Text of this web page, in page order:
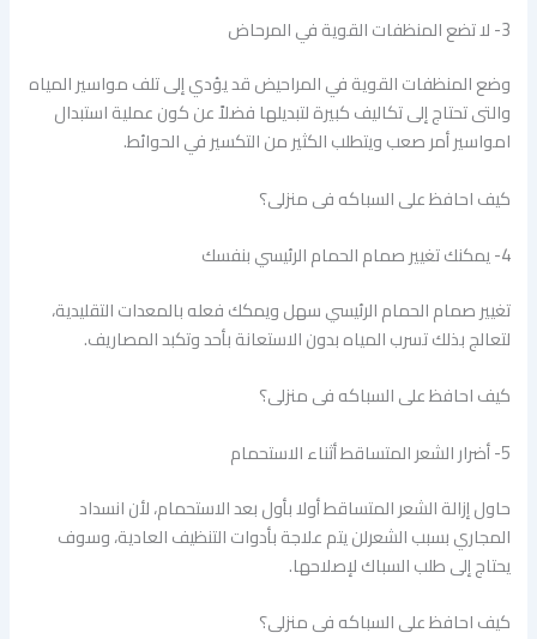
3- لا تضع المنظفات القوية في المرحاض
وضع المنظفات القوية في المراحيض قد يؤدي إلى تلف مواسير المياه
والتى تحتاج إلى تكاليف كبيرة لتبديلها فضلاً عن كون عملية استبدال
امواسير أمر صعب ويتطلب الكثير من التكسير في الحوائط.
كيف احافظ على السباكه فى منزلى؟
4- يمكنك تغيير صمام الحمام الرئيسي بنفسك
تغيير صمام الحمام الرئيسي سهل ويمكك فعله بالمعدات التقليدية،
لتعالج بذلك تسرب المياه بدون الاستعانة بأحد وتكبد المصاريف.
كيف احافظ على السباكه فى منزلى؟
5- أضرار الشعر المتساقط أثناء الاستحمام
حاول إزالة الشعر المتساقط أولا بأول بعد الاستحمام، لأن انسداد
المجاري بسبب الشعرلن يتم علاجة بأدوات التنظيف العادية، وسوف
يحتاج إلى طلب السباك لإصلاحها.
كيف احافظ على السباكه فى منزلى؟